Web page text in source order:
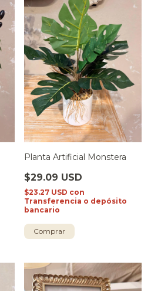
Planta Artificial Monstera
$29.09 USD
$23.27 USD con
Transferencia o depósito
bancario